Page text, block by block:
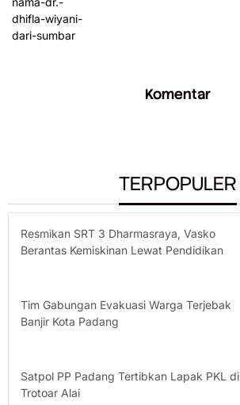
Komentar
TERPOPULER
Resmikan SRT 3 Dharmasraya, Vasko
Berantas Kemiskinan Lewat Pendidikan
Tim Gabungan Evakuasi Warga Terjebak
Banjir Kota Padang
Satpol PP Padang Tertibkan Lapak PKL di
Trotoar Alai